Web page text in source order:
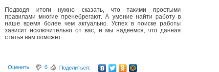
Подводя итоги нужно сказать, что такими простыми
правилами многие пренебрегают. А умение найти работу в
наше время более чем актуально. Успех в поиске работы
зависит исключительно от вас, и мы надеемся, что данная
статья вам поможет.
Оценить 0 Поделиться: